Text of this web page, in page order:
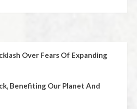
Over Fears Of Expanding
Benefiting Our Planet And